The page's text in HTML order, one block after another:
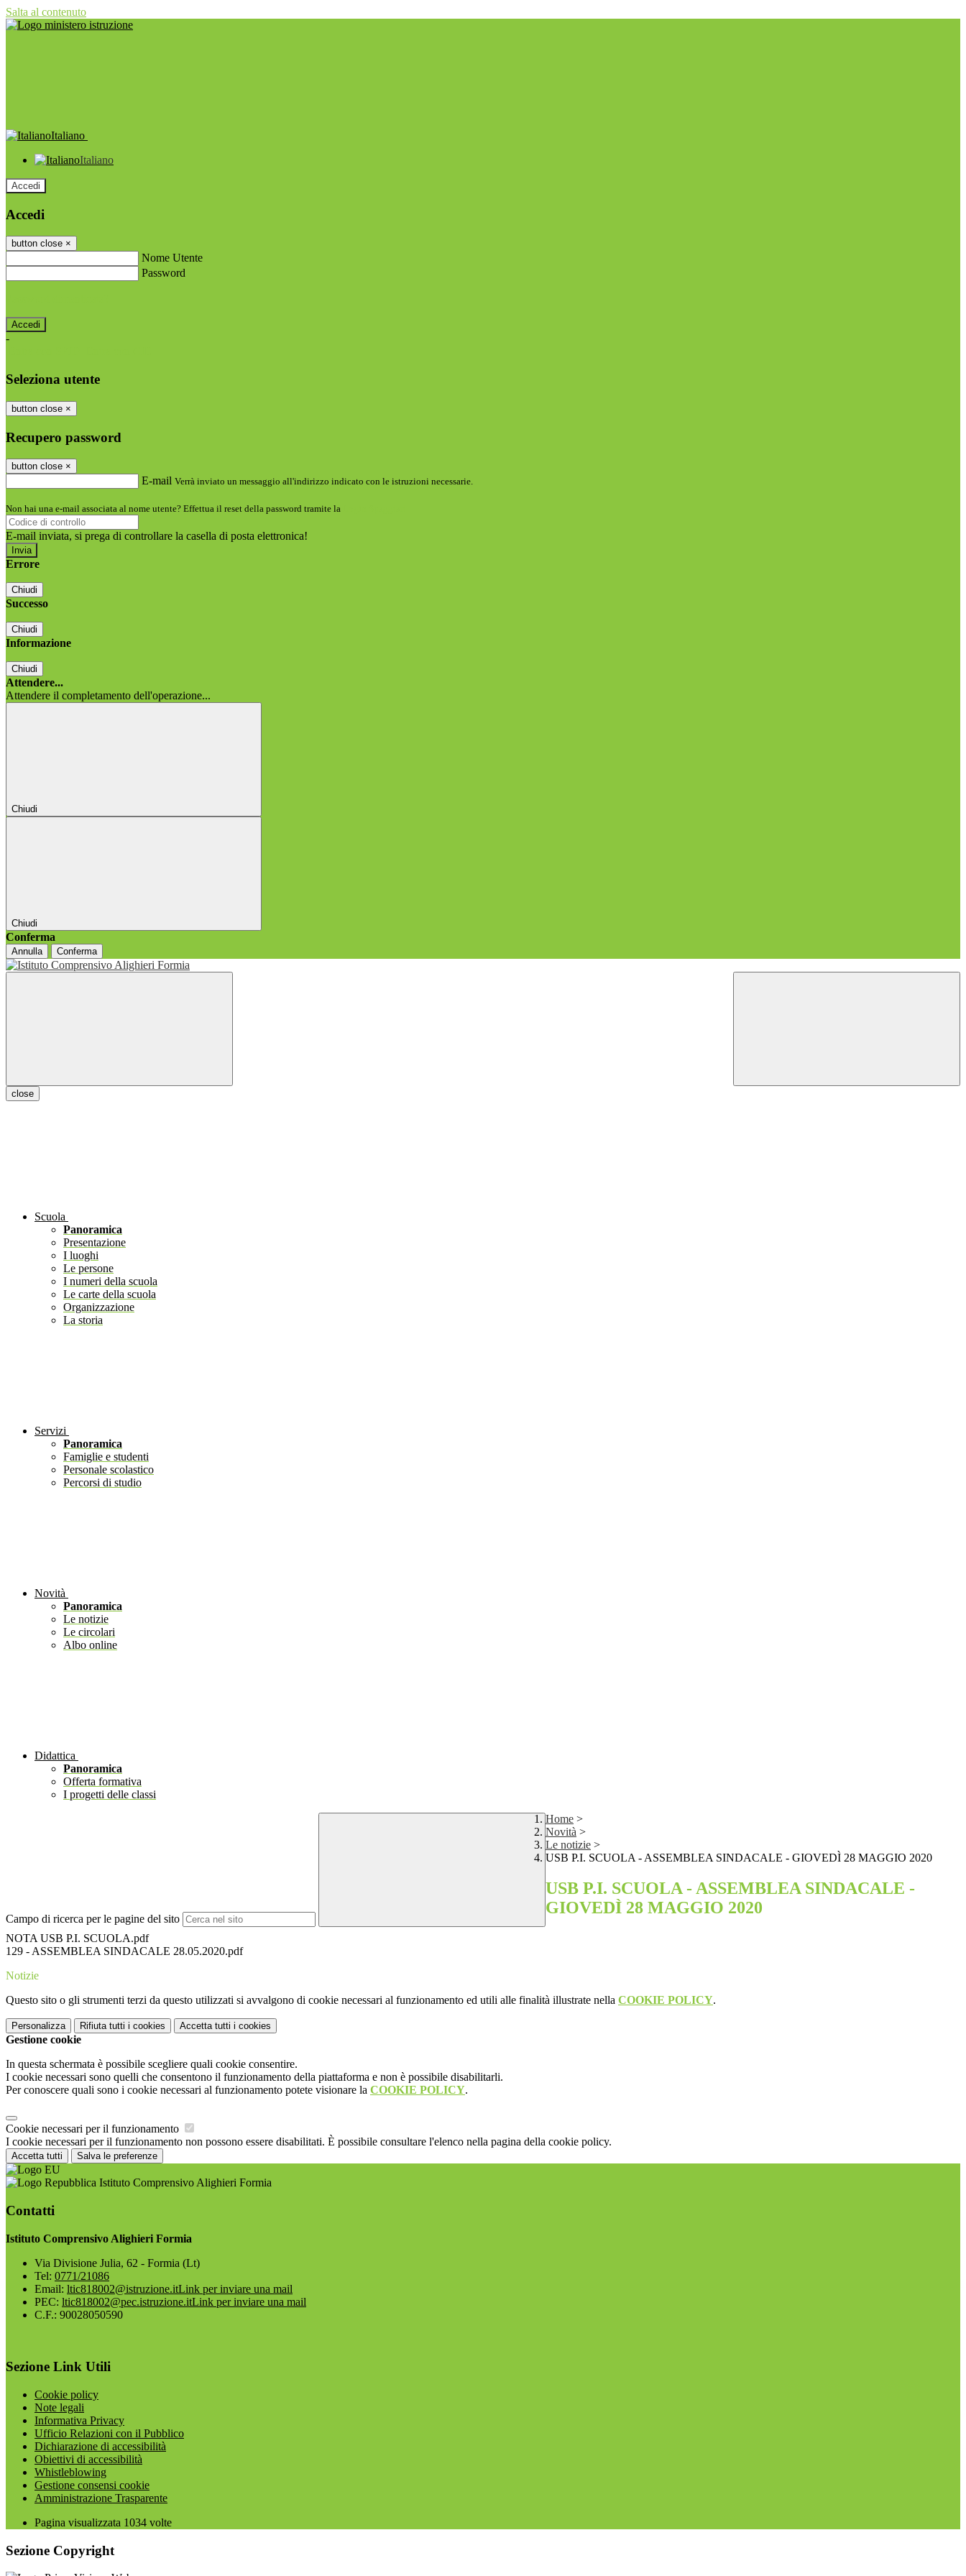
Salta al contenuto
Italiano
Italiano
Accedi
Accedi
button close ×
Nome Utente
Password
-
Seleziona utente
button close ×
Recupero password
button close ×
E-mail Verrà inviato un messaggio all'indirizzo indicato con le istruzioni necessarie.
Non hai una e-mail associata al nome utente? Effettua il reset della password tramite la
E-mail inviata, si prega di controllare la casella di posta elettronica!
Errore
Chiudi
Successo
Chiudi
Informazione
Chiudi
Attendere...
Attendere il completamento dell'operazione...
Chiudi
Chiudi
Conferma
Annulla Conferma
close
Scuola
Panoramica
Presentazione
I luoghi
Le persone
I numeri della scuola
Le carte della scuola
Organizzazione
La storia
Servizi
Panoramica
Famiglie e studenti
Personale scolastico
Percorsi di studio
Novità
Panoramica
Le notizie
Le circolari
Albo online
Didattica
Panoramica
Offerta formativa
I progetti delle classi
Campo di ricerca per le pagine del sito
Home >
Novità >
Le notizie >
USB P.I. SCUOLA - ASSEMBLEA SINDACALE - GIOVEDÌ 28 MAGGIO 2020
USB P.I. SCUOLA - ASSEMBLEA SINDACALE -
GIOVEDÌ 28 MAGGIO 2020
NOTA USB P.I. SCUOLA.pdf
129 - ASSEMBLEA SINDACALE 28.05.2020.pdf
Notizie
Questo sito o gli strumenti terzi da questo utilizzati si avvalgono di cookie necessari al funzionamento ed utili alle finalità illustrate nella COOKIE POLICY.
Personalizza Rifiuta tutti i cookies Accetta tutti i cookies
Gestione cookie
In questa schermata è possibile scegliere quali cookie consentire.
I cookie necessari sono quelli che consentono il funzionamento della piattaforma e non è possibile disabilitarli.
Per conoscere quali sono i cookie necessari al funzionamento potete visionare la COOKIE POLICY.
Cookie necessari per il funzionamento
I cookie necessari per il funzionamento non possono essere disabilitati. È possibile consultare l'elenco nella pagina della cookie policy.
Accetta tutti Salva le preferenze
Istituto Comprensivo Alighieri Formia
Contatti
Istituto Comprensivo Alighieri Formia
Via Divisione Julia, 62 - Formia (Lt)
Tel: 0771/21086
Email: ltic818002@istruzione.itLink per inviare una mail
PEC: ltic818002@pec.istruzione.itLink per inviare una mail
C.F.: 90028050590
Sezione Link Utili
Cookie policy
Note legali
Informativa Privacy
Ufficio Relazioni con il Pubblico
Dichiarazione di accessibilità
Obiettivi di accessibilità
Whistleblowing
Gestione consensi cookie
Amministrazione Trasparente
Pagina visualizzata 1034 volte
Sezione Copyright